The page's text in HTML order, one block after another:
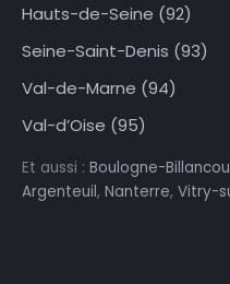
Hauts-de-Seine (92)
Seine-Saint-Denis (93)
Val-de-Marne (94)
Val-d’Oise (95)
Et aussi : Boulogne-
Argenteuil, Nanterre, Vitry-